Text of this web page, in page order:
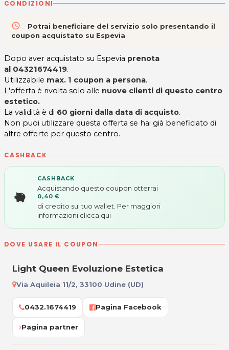
CONDIZIONI
access_time
Potrai beneficiare del servizio solo presentando il
coupon acquistato su Espevia
Dopo aver acquistato su Espevia prenota
al 04321674419.
Utilizzabile max. 1 coupon a persona.
L'offerta è rivolta solo alle nuove clienti di questo centro
estetico.
La validità è di 60 giorni dalla data di acquisto.
Non puoi utilizzare questa offerta se hai già beneficiato di
altre offerte per questo centro.
CASHBACK
CASHBACK
Acquistando questo coupon otterrai
0,40 €
di credito sul tuo wallet. Per maggiori
informazioni clicca qui
DOVE USARE IL COUPON
Light Queen Evoluzione Estetica
Via Aquileia 11/2, 33100 Udine (UD)
0432.1674419 Pagina Facebook
Pagina partner